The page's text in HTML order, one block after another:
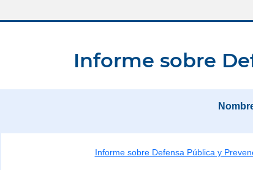
Informe sobre
Informe sobre Defensa Pública y